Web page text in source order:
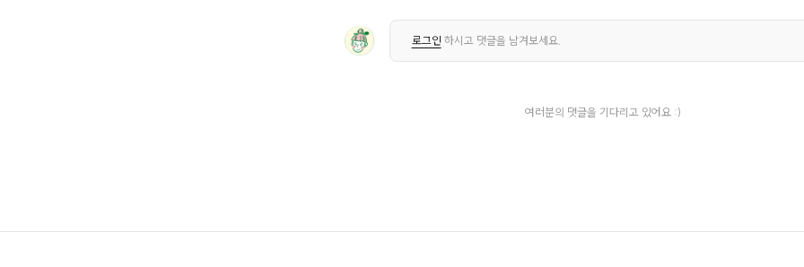
로그인 하시고 댓글을 남겨보세요.
여러분의 댓글을 기다리고 있어요 :)